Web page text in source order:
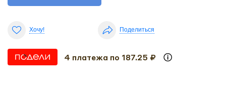
Хочу! Поделиться
4 платежа по 187.25 ₽